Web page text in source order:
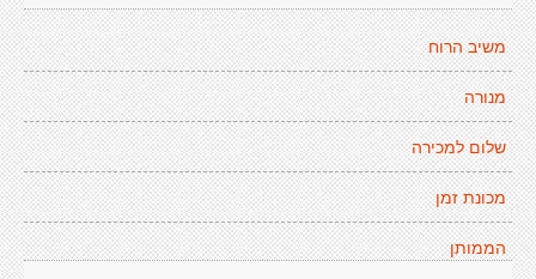
משיב הרוח
מנורה
שלום למכירה
מכונת זמן
הממותן